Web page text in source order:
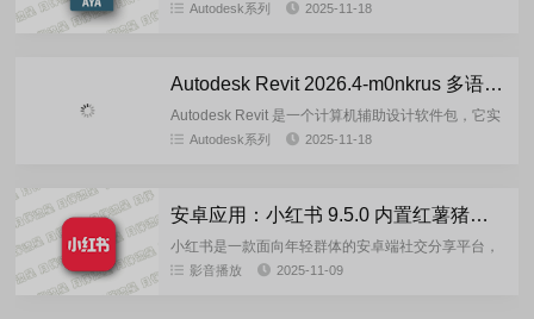
序具有广泛的 3D 动画、建模和可视化功能。
Autodesk系列 2025-11-18
Autodesk Revit 2026.4-m0nkrus 多语言版
Autodesk Revit 是一个计算机辅助设计软件包，它实
现了建筑信息模型 （BIM） 的原理。Autodesk Revit
Autodesk系列 2025-11-18
安卓应用：小红书 9.5.0 内置红薯猪手v1.4 去广告去更新无水印
小红书是一款面向年轻群体的安卓端社交分享平台，
覆盖了生活中的方方面面。无论是手工制作、美食烹
影音播放 2025-11-09